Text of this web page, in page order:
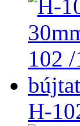
H-